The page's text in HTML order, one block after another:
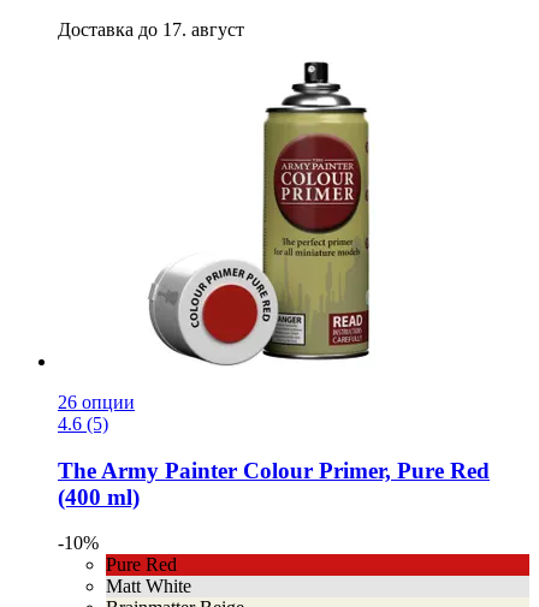
Доставка до 17. август
26 опции
4.6 (5)
The Army Painter Colour Primer, Pure Red
(400 ml)
-10%
Pure Red
Matt White